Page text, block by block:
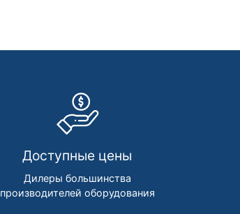
Доступные цены
Дилеры большинства
производителей оборудования